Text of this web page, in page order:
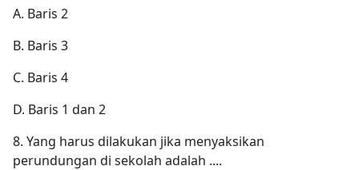
A. Baris 2
B. Baris 3
C. Baris 4
D. Baris 1 dan 2
8. Yang harus dilakukan jika menyaksikan
perundungan di sekolah adalah ....